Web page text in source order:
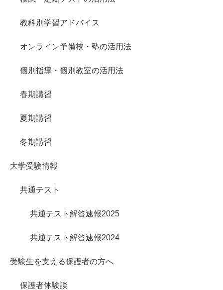
教科別学習アドバイス
オンライン予備校・塾の活用法
個別指導・個別教室の活用法
春期講習
夏期講習
冬期講習
大学受験情報
共通テスト
共通テスト解答速報2025
共通テスト解答速報2024
受験生を支える保護者の方へ
保護者体験談